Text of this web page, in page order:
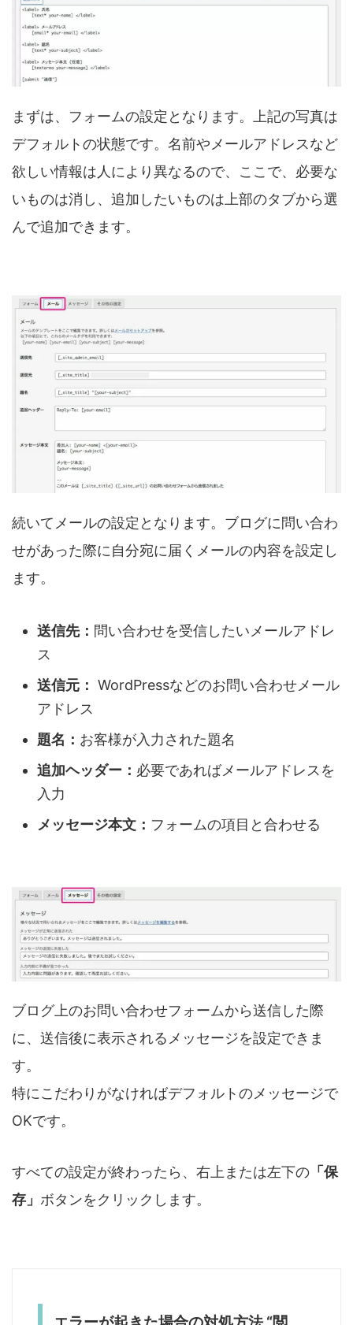
まずは、フォームの設定となります。上記の写真は
デフォルトの状態です。名前やメールアドレスなど
欲しい情報は人により異なるので、ここで、必要な
いものは消し、追加したいものは上部のタブから選
んで追加できます。
続いてメールの設定となります。ブログに問い合わ
せがあった際に自分宛に届くメールの内容を設定し
ます。
送信先： 問い合わせを受信したいメールアドレ
ス
送信元： WordPressなどのお問い合わせメール
アドレス
題名： お客様が入力された題名
追加ヘッダー： 必要であればメールアドレスを
入力
メッセージ本文： フォームの項目と合わせる
ブログ上のお問い合わせフォームから送信した際
に、送信後に表示されるメッセージを設定できま
す。
特にこだわりがなければデフォルトのメッセージで
OKです。
すべての設定が終わったら、右上または左下の 「保
存」 ボタンをクリックします。